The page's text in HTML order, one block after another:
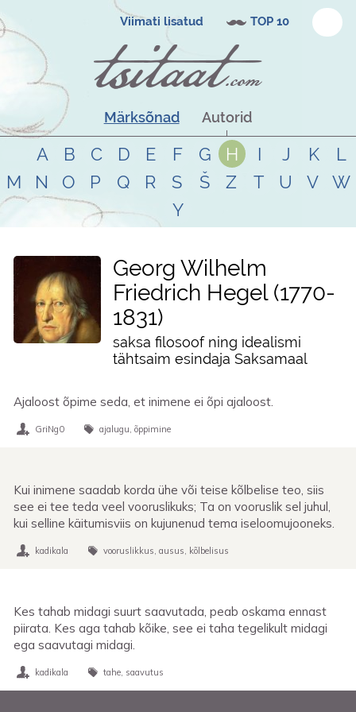
Viimati lisatud TOP 10
Märksõnad Autorid
A B C D E F G H I J K
L
M
N O P Q R S Š Z T U V
W
Y
Georg Wilhelm
Friedrich Hegel 1770-
1831
saksa filosoof ning idealismi
tähtsaim esindaja Saksamaal
Ajaloost õpime seda, et inimene ei õpi ajaloost.
GriNg0 ajalugu õppimine
Kui inimene saadab korda ühe või teise kõlbelise teo, siis
see ei tee teda veel vooruslikuks; Ta on vooruslik sel juhul,
kui selline käitumisviis on kujunenud tema iseloomujooneks.
kadikala vooruslikkus ausus kõlbelisus
Kes tahab midagi suurt saavutada, peab oskama ennast
piirata. Kes aga tahab kõike, see ei taha tegelikult midagi
ega saavutagi midagi.
kadikala tahe saavutus